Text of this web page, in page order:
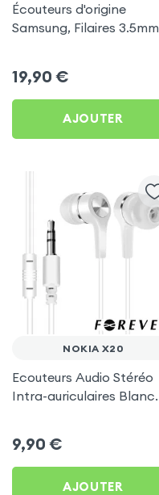
Écouteurs d'origine
Samsung, Filaires 3.5mm
X20
19,90 €
AJOUTER
NOKIA X20
Ecouteurs Audio Stéréo
Intra-auriculaires Blanc
9,90 €
AJOUTER